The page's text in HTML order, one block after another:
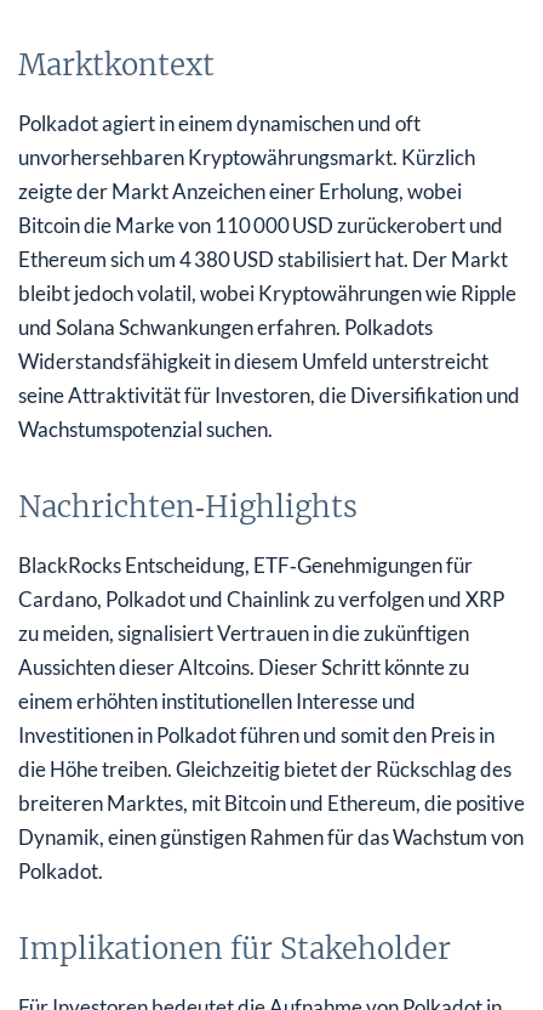
Marktkontext
Polkadot agiert in einem dynamischen und oft
unvorhersehbaren Kryptowährungsmarkt. Kürzlich
zeigte der Markt Anzeichen einer Erholung, wobei
Bitcoin die Marke von 110 000 USD zurückerobert und
Ethereum sich um 4 380 USD stabilisiert hat. Der Markt
bleibt jedoch volatil, wobei Kryptowährungen wie Ripple
und Solana Schwankungen erfahren. Polkadots
Widerstandsfähigkeit in diesem Umfeld unterstreicht
seine Attraktivität für Investoren, die Diversifikation und
Wachstumspotenzial suchen.
Nachrichten‑Highlights
BlackRocks Entscheidung, ETF‑Genehmigungen für
Cardano, Polkadot und Chainlink zu verfolgen und XRP
zu meiden, signalisiert Vertrauen in die zukünftigen
Aussichten dieser Altcoins. Dieser Schritt könnte zu
einem erhöhten institutionellen Interesse und
Investitionen in Polkadot führen und somit den Preis in
die Höhe treiben. Gleichzeitig bietet der Rückschlag des
breiteren Marktes, mit Bitcoin und Ethereum, die positive
Dynamik, einen günstigen Rahmen für das Wachstum von
Polkadot.
Implikationen für Stakeholder